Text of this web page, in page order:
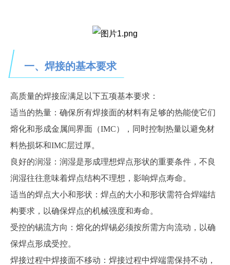
一、焊接的基本要求
高质量的焊接应满足以下五项基本要求：
适当的热量：确保所有焊接面的材料有足够的热能使它们
熔化和形成金属间界面（IMC），同时控制热量以避免材
料热损坏和IMC层过厚。
良好的润湿：润湿是形成理想焊点形状的重要条件，不良
润湿往往意味着焊点结构不理想，影响焊点寿命。
适当的焊点大小和形状：焊点的大小和形状需符合焊端结
构要求，以确保焊点的机械强度和寿命。
受控的锡流方向：熔化的焊锡必须按所需方向流动，以确
保焊点形成受控。
焊接过程中焊接面不移动：焊接过程中焊端需保持不动，